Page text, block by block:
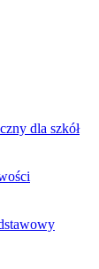
dla szkół